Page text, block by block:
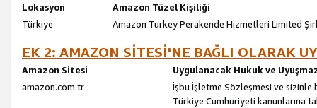
Lokasyon
Amazon Tüzel Kişiliği
Türkiye
Amazon Turkey Perakende Hizmetleri Limited
EK 2: AMAZON SİTESİ'NE BAĞLI OLARAK
Amazon Sitesi
Uygulanacak Hukuk ve
amazon.com.tr
İşbu İşletme Sözleşmesi ve sizinle
Türkiye Cumhuriyeti kanunlarına